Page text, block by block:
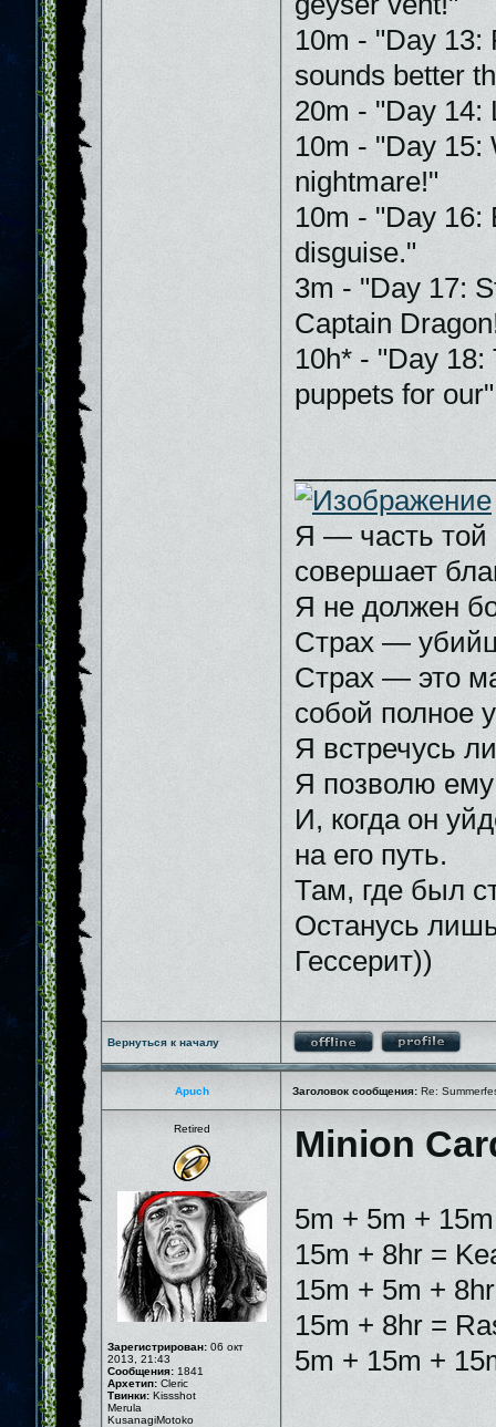
10m - "Day 13:
sounds better
20m - "Day 14:
10m - "Day 15:
nightmare!"
10m - "Day 16:
disguise."
3m - "Day 17:
Captain
10h* - "Day
puppets for
Я — часть той
совершает
Я не должен
Страх —
Страх — это
собой полное
Я встречусь
Я позволю ему
И, когда он
на его путь.
Там, где был
Останусь
Гессерит))
Вернуться к началу
Apuch Заголовок сообщения: Re:
Retired
Зарегистрирован: 06 окт
2013, 21:43
Сообщения: 1841
Архетип: Cleric
Твинки: Kissshot
Merula
KusanagiMotoko
Minion
5m + 5m +
15m + 8hr =
15m + 5m +
15m + 8hr =
5m + 15m +